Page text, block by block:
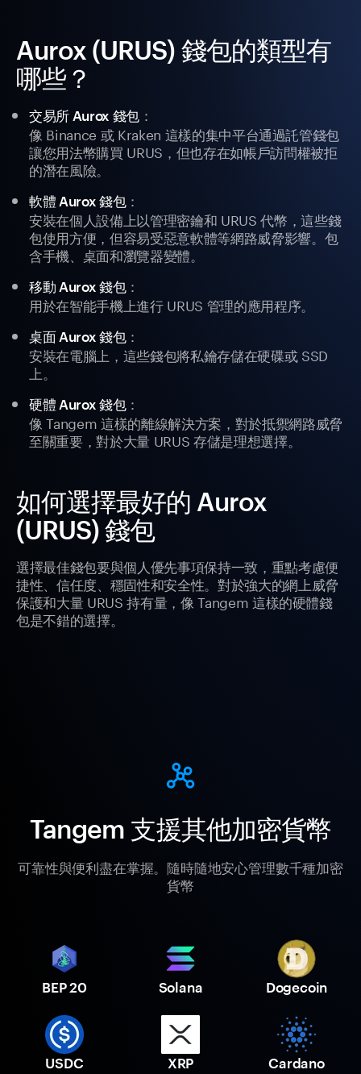
Aurox (URUS) 錢包的類型有
哪些？
交易所 Aurox 錢包：
像 Binance 或 Kraken 這樣的集中平台通過託管錢包
讓您用法幣購買 URUS，但也存在如帳戶訪問權被拒
的潛在風險。
軟體 Aurox 錢包：
安裝在個人設備上以管理密鑰和 URUS 代幣，這些錢
包使用方便，但容易受惡意軟體等網路威脅影響。包
含手機、桌面和瀏覽器變體。
移動 Aurox 錢包：
用於在智能手機上進行 URUS 管理的應用程序。
桌面 Aurox 錢包：
安裝在電腦上，這些錢包將私鑰存儲在硬碟或 SSD
上。
硬體 Aurox 錢包：
像 Tangem 這樣的離線解決方案，對於抵禦網路威脅
至關重要，對於大量 URUS 存儲是理想選擇。
如何選擇最好的 Aurox
(URUS) 錢包
選擇最佳錢包要與個人優先事項保持一致，重點考慮便
捷性、信任度、穩固性和安全性。對於強大的網上威脅
保護和大量 URUS 持有量，像 Tangem 這樣的硬體錢
包是不錯的選擇。
Tangem 支援其他加密貨幣
可靠性與便利盡在掌握。隨時隨地安心管理數千種加密
貨幣
BEP 20 Solana Dogecoin
USDC XRP Cardano